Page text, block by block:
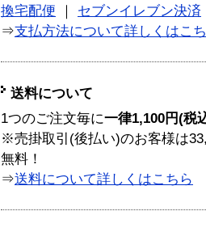
換宅配便
セブンイレブン決済
⇒支払方法について詳しくはこ
送料について
1つのご注文毎に一律1,100円(税
※売掛取引(後払い)のお客様は
無料！
⇒送料について詳しくはこちら